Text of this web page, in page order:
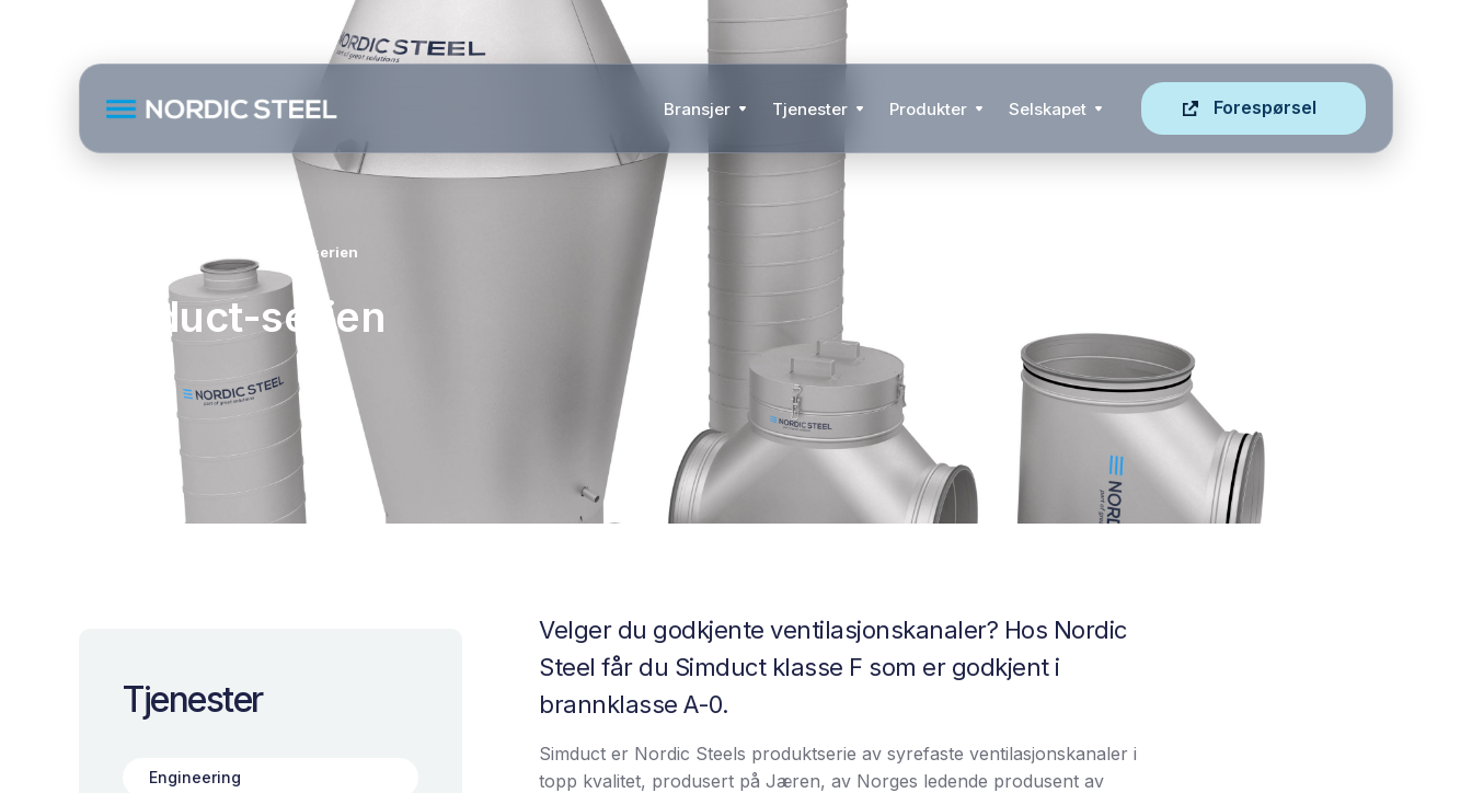
Bransjer Tjenester Produkter Selskapet Forespørsel
Simduct-serien
Simduct-serien
Tjenester
Engineering
Velger du godkjente ventilasjonskanaler? Hos Nordic
Steel får du Simduct klasse F som er godkjent i
brannklasse A-0.
Simduct er Nordic Steels produktserie av syrefaste ventilasjonskanaler i
topp kvalitet, produsert på Jæren, av Norges ledende produsent av